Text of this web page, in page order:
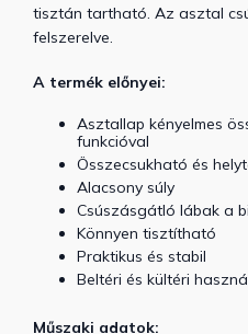
tisztán tartható. Az asztal
felszerelve.
A termék előnyei:
Asztallap kényelmes
funkcióval
Összecsukható és
Alacsony súly
Csúszásgátló lábak a
Könnyen tisztítható
Praktikus és stabil
Beltéri és kültéri
Műszaki adatok: